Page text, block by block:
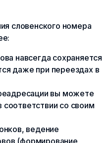
словенского номера
навсегда сохраняется
даже при переездах в
вы можете
соответствии со своим
ведение
(формирование